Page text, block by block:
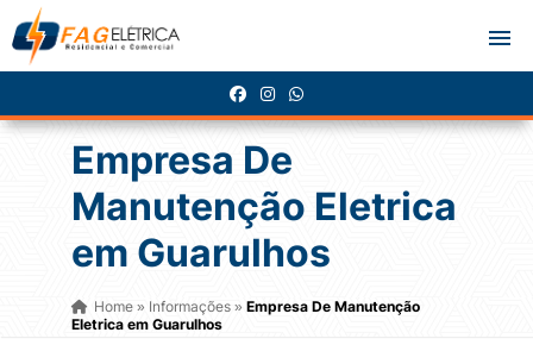
Empresa De
Manutenção Eletrica
em Guarulhos
Home» Informações » Empresa De Manutenção
Eletrica em Guarulhos